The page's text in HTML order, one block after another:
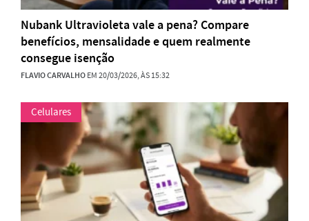
Nubank Ultravioleta vale a pena? Compare
benefícios, mensalidade e quem realmente
consegue isenção
FLAVIO CARVALHOEM 20/03/2026, ÀS 15:32
Celulares